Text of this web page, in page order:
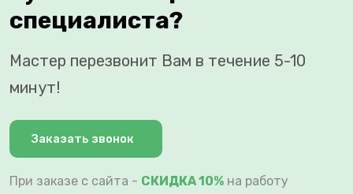
специалиста?
Мастер перезвонит Вам в течение 5-10
минут!
Заказать звонок
При заказе с сайта - СКИДКА 10% на работу